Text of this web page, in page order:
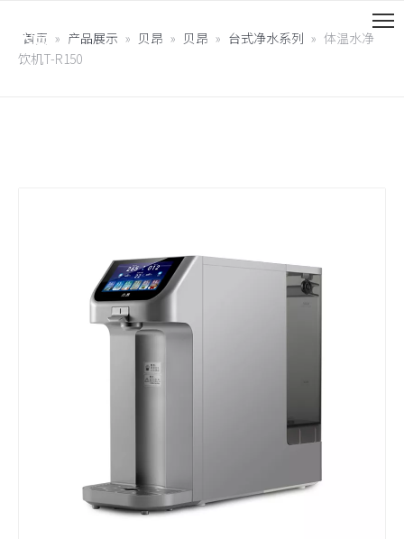
首页 » 产品展示 » 贝昂 » 贝昂 » 台式净水系列 » 体温水净
饮机T-R150